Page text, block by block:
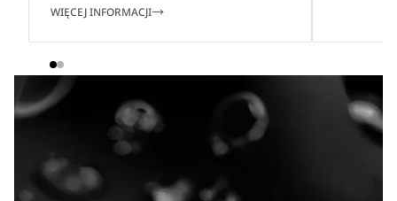
WIĘCEJ INFORMACJI